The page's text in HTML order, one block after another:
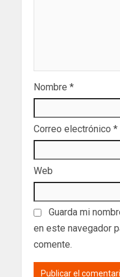
Nombre *
Correo electrónico *
Web
Guarda mi
en este navegador
comente.